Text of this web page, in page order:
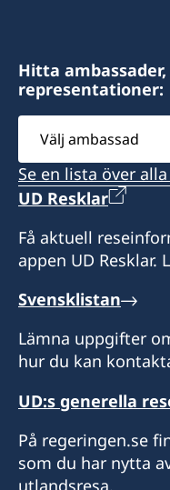
Hitta
representationer:
Välj
ambassad
Se en lista över
UD Resklar
Få aktuell
appen UD Resklar.
Svensklistan
Lämna uppgifter
hur du kan
UD:s generella
På regeringen.se
som du har nytta